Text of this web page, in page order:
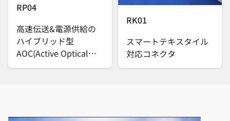
RP04
高速伝送&電源供給の
ハイブリッド型
AOC(Active Optical
Cable)
RK01
スマートテキスタイル
対応コネクタ